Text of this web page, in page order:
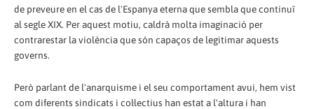
de preveure en el cas de l'Espanya eterna que sembla que continuï
al segle XIX. Per aquest motiu, caldrà molta imaginació per
contrarestar la violència que són capaços de legitimar aquests
governs.
Però parlant de l'anarquisme i el seu comportament avui, hem vist
com diferents sindicats i col·lectius han estat a l'altura i han